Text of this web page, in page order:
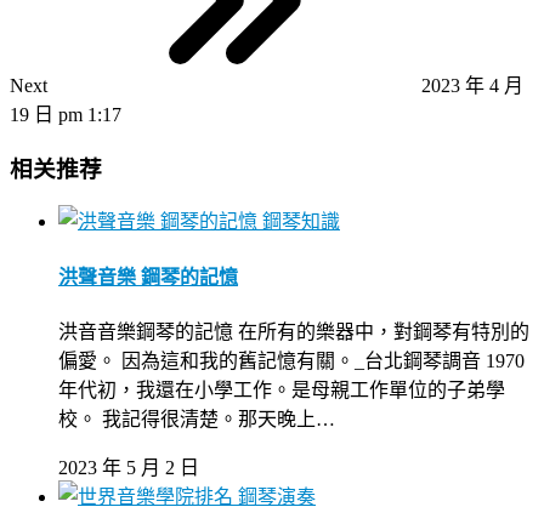
Next
2023 年 4 月
19 日 pm 1:17
相关推荐
鋼琴知識
洪聲音樂 鋼琴的記憶
洪音音樂鋼琴的記憶 在所有的樂器中，對鋼琴有特別的
偏愛。 因為這和我的舊記憶有關。_台北鋼琴調音 1970
年代初，我還在小學工作。是母親工作單位的子弟學
校。 我記得很清楚。那天晚上…
2023 年 5 月 2 日
鋼琴演奏